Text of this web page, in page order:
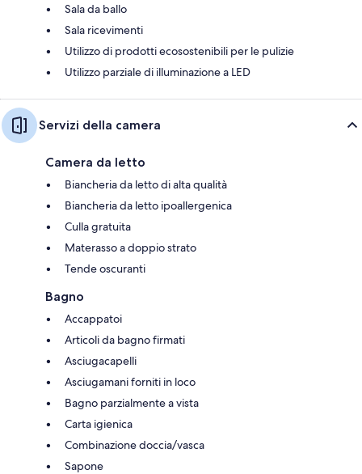
Sala da ballo
Sala ricevimenti
Utilizzo di prodotti ecosostenibili per le pulizie
Utilizzo parziale di illuminazione a LED
Servizi della camera
Camera da letto
Biancheria da letto di alta qualità
Biancheria da letto ipoallergenica
Culla gratuita
Materasso a doppio strato
Tende oscuranti
Bagno
Accappatoi
Articoli da bagno firmati
Asciugacapelli
Asciugamani forniti in loco
Bagno parzialmente a vista
Carta igienica
Combinazione doccia/vasca
Sapone